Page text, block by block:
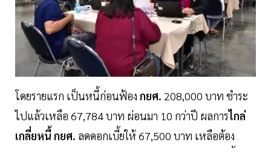
โดยรายแรก เป็นหนี้ก่อนฟ้อง กยศ. 208,000 บาท ชำระ
ไปแล้วเหลือ 67,784 บาท ผ่อนมา 10 กว่าปี ผลการไกล่
เกลี่ยหนี้ กยศ. ลดดอกเบี้ยให้ 67,500 บาท เหลือต้อง